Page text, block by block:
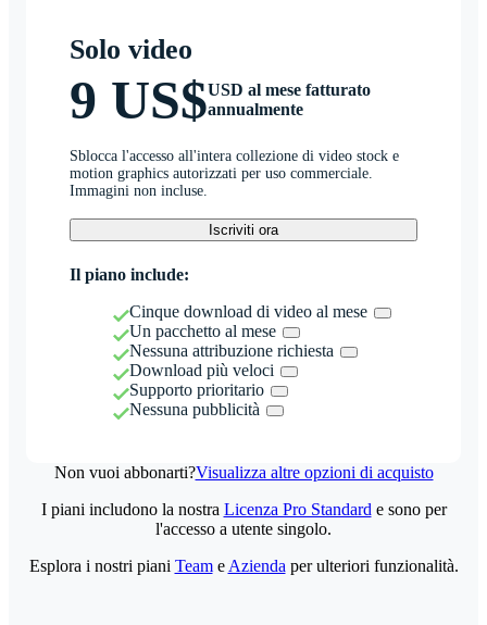
Solo video
9 US$USD al mese fatturato
annualmente
Sblocca l'accesso all'intera collezione di video stock e
motion graphics autorizzati per uso commerciale.
Immagini non incluse.
Iscriviti ora
Il piano include:
Cinque download di video al mese
Un pacchetto al mese
Nessuna attribuzione richiesta
Download più veloci
Supporto prioritario
Nessuna pubblicità
Non vuoi abbonarti?Visualizza altre opzioni di acquisto
I piani includono la nostra Licenza Pro Standard e sono per
l'accesso a utente singolo.
Esplora i nostri piani Teame Azienda per ulteriori funzionalità.